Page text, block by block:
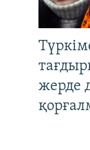
жерде